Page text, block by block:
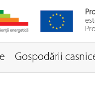
Gospodării